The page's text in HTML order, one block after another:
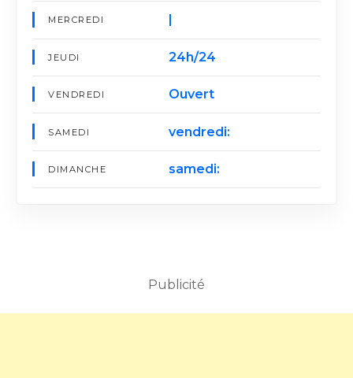
MERCREDI
JEUDI 24h/24
VENDREDI Ouvert
SAMEDI vendredi:
DIMANCHE samedi:
Publicité